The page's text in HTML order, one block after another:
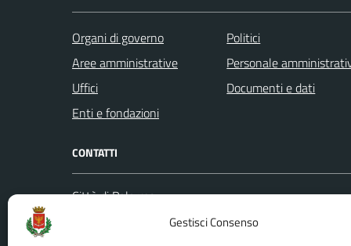
Gestisci Consenso
Organi di governo
Aree amministrative
Uffici
Enti e fondazioni
Politici
Personale
Documenti e dati
CONTATTI
Città di Palermo
Codice fiscale / P. IVA:80016350821
Leggi le